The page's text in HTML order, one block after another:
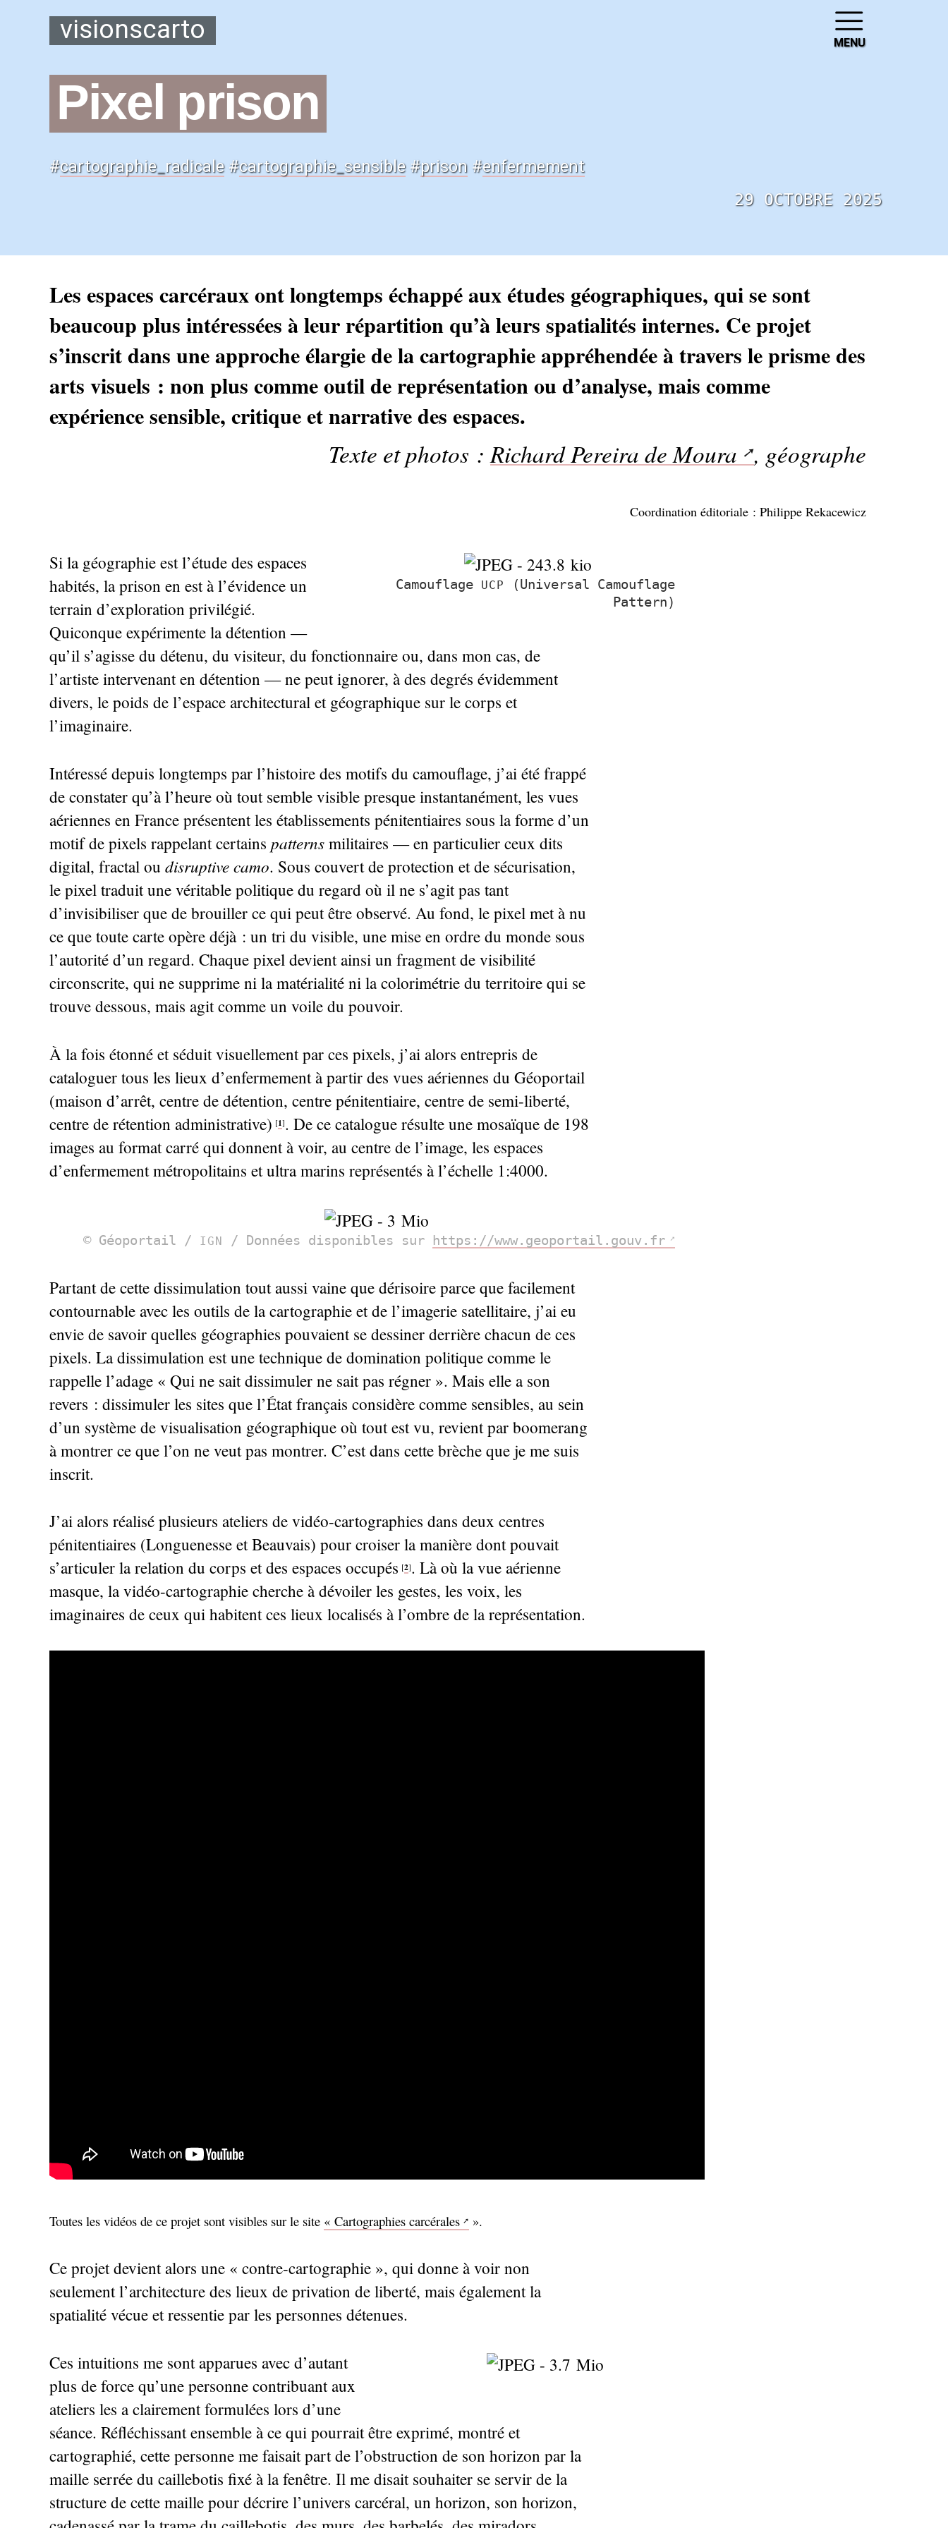
visionscarto MENU
Pixel prison
#cartographie_ radicale #cartographie_ sensible #prison #enfermement
29 OCTOBRE 2025
Les espaces carcéraux ont longtemps échappé aux études géographiques, qui se sont
beaucoup plus intéressées à leur répartition qu’à leurs spatialités internes. Ce projet
s’inscrit dans une approche élargie de la cartographie appréhendée à travers le prisme des
arts visuels : non plus comme outil de représentation ou d’analyse, mais comme
expérience sensible, critique et narrative des espaces.
Texte et photos :Richard Pereira de Moura , géographe
Coordination éditoriale : Philippe Rekacewicz
Camouflage UCP
(Universal Camouflage
Pattern)
Si la géographie est l’étude des espaces
habités, la prison en est à l’évidence un
terrain d’exploration privilégié.
Quiconque expérimente la détention —
qu’il s’agisse du détenu, du visiteur, du fonctionnaire ou, dans mon cas, de
l’artiste intervenant en détention — ne peut ignorer, à des degrés évidemment
divers, le poids de l’espace architectural et géographique sur le corps et
l’imaginaire.
Intéressé depuis longtemps par l’histoire des motifs du camouflage, j’ai été frappé
de constater qu’à l’heure où tout semble visible presque instantanément, les vues
aériennes en France présentent les établissements pénitentiaires sous la forme d’un
motif de pixels rappelant certains patternsmilitaires — en particulier ceux dits
digital, fractal ou disruptive camo. Sous couvert de protection et de sécurisation,
le pixel traduit une véritable politique du regard où il ne s’agit pas tant
d’invisibiliser que de brouiller ce qui peut être observé. Au fond, le pixel met à nu
ce que toute carte opère déjà : un tri du visible, une mise en ordre du monde sous
l’autorité d’un regard. Chaque pixel devient ainsi un fragment de visibilité
circonscrite, qui ne supprime ni la matérialité ni la colorimétrie du territoire qui se
trouve dessous, mais agit comme un voile du pouvoir.
À la fois étonné et séduit visuellement par ces pixels, j’ai alors entrepris de
cataloguer tous les lieux d’enfermement à partir des vues aériennes du Géoportail
(maison d’arrêt, centre de détention, centre pénitentiaire, centre de semi-liberté,
centre de rétention administrative) [1]. De ce catalogue résulte une mosaïque de 198
images au format carré qui donnent à voir, au centre de l’image, les espaces
d’enfermement métropolitains et ultra marins représentés à l’échelle 1:4000.
© Géoportail / IGN / Données disponibles sur https://www.geoportail.gouv.fr
Partant de cette dissimulation tout aussi vaine que dérisoire parce que facilement
contournable avec les outils de la cartographie et de l’imagerie satellitaire, j’ai eu
envie de savoir quelles géographies pouvaient se dessiner derrière chacun de ces
pixels. La dissimulation est une technique de domination politique comme le
rappelle l’adage « Qui ne sait dissimuler ne sait pas régner ». Mais elle a son
revers : dissimuler les sites que l’État français considère comme sensibles, au sein
d’un système de visualisation géographique où tout est vu, revient par boomerang
à montrer ce que l’on ne veut pas montrer. C’est dans cette brèche que je me suis
inscrit.
J’ai alors réalisé plusieurs ateliers de vidéo-cartographies dans deux centres
pénitentiaires (Longuenesse et Beauvais) pour croiser la manière dont pouvait
s’articuler la relation du corps et des espaces occupés [2]. Là où la vue aérienne
masque, la vidéo-cartographie cherche à dévoiler les gestes, les voix, les
imaginaires de ceux qui habitent ces lieux localisés à l’ombre de la représentation.
Toutes les vidéos de ce projet sont visibles sur le site « Cartographies carcérales ».
Ce projet devient alors une « contre-cartographie », qui donne à voir non
seulement l’architecture des lieux de privation de liberté, mais également la
spatialité vécue et ressentie par les personnes détenues.
Ces intuitions me sont apparues avec d’autant
plus de force qu’une personne contribuant aux
ateliers les a clairement formulées lors d’une
séance. Réfléchissant ensemble à ce qui pourrait être exprimé, montré et
cartographié, cette personne me faisait part de l’obstruction de son horizon par la
maille serrée du caillebotis fixé à la fenêtre. Il me disait souhaiter se servir de la
structure de cette maille pour décrire l’univers carcéral, un horizon, son horizon,